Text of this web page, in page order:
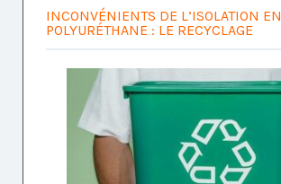
INCONVÉNIENTS DE L’ISOLATION EN
POLYURÉTHANE : LE RECYCLAGE